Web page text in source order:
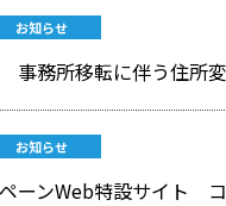
お知らせ
務所移転に伴う住所
お知らせ